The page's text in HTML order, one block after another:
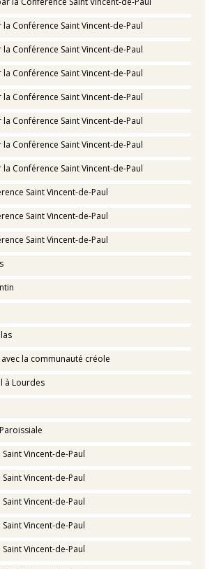
Conférence Saint Vincent-de-Paul
Conférence Saint Vincent-de-Paul
Conférence Saint Vincent-de-Paul
Conférence Saint Vincent-de-Paul
Conférence Saint Vincent-de-Paul
Conférence Saint Vincent-de-Paul
Conférence Saint Vincent-de-Paul
Saint Vincent-de-Paul
Saint Vincent-de-Paul
Saint Vincent-de-Paul
la communauté créole
à Lourdes
Vincent-de-Paul
Vincent-de-Paul
Vincent-de-Paul
Vincent-de-Paul
Vincent-de-Paul